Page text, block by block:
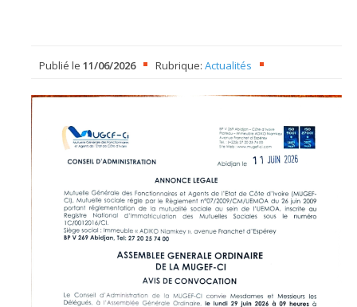
Publié le 11/06/2026 Rubrique: Actualités